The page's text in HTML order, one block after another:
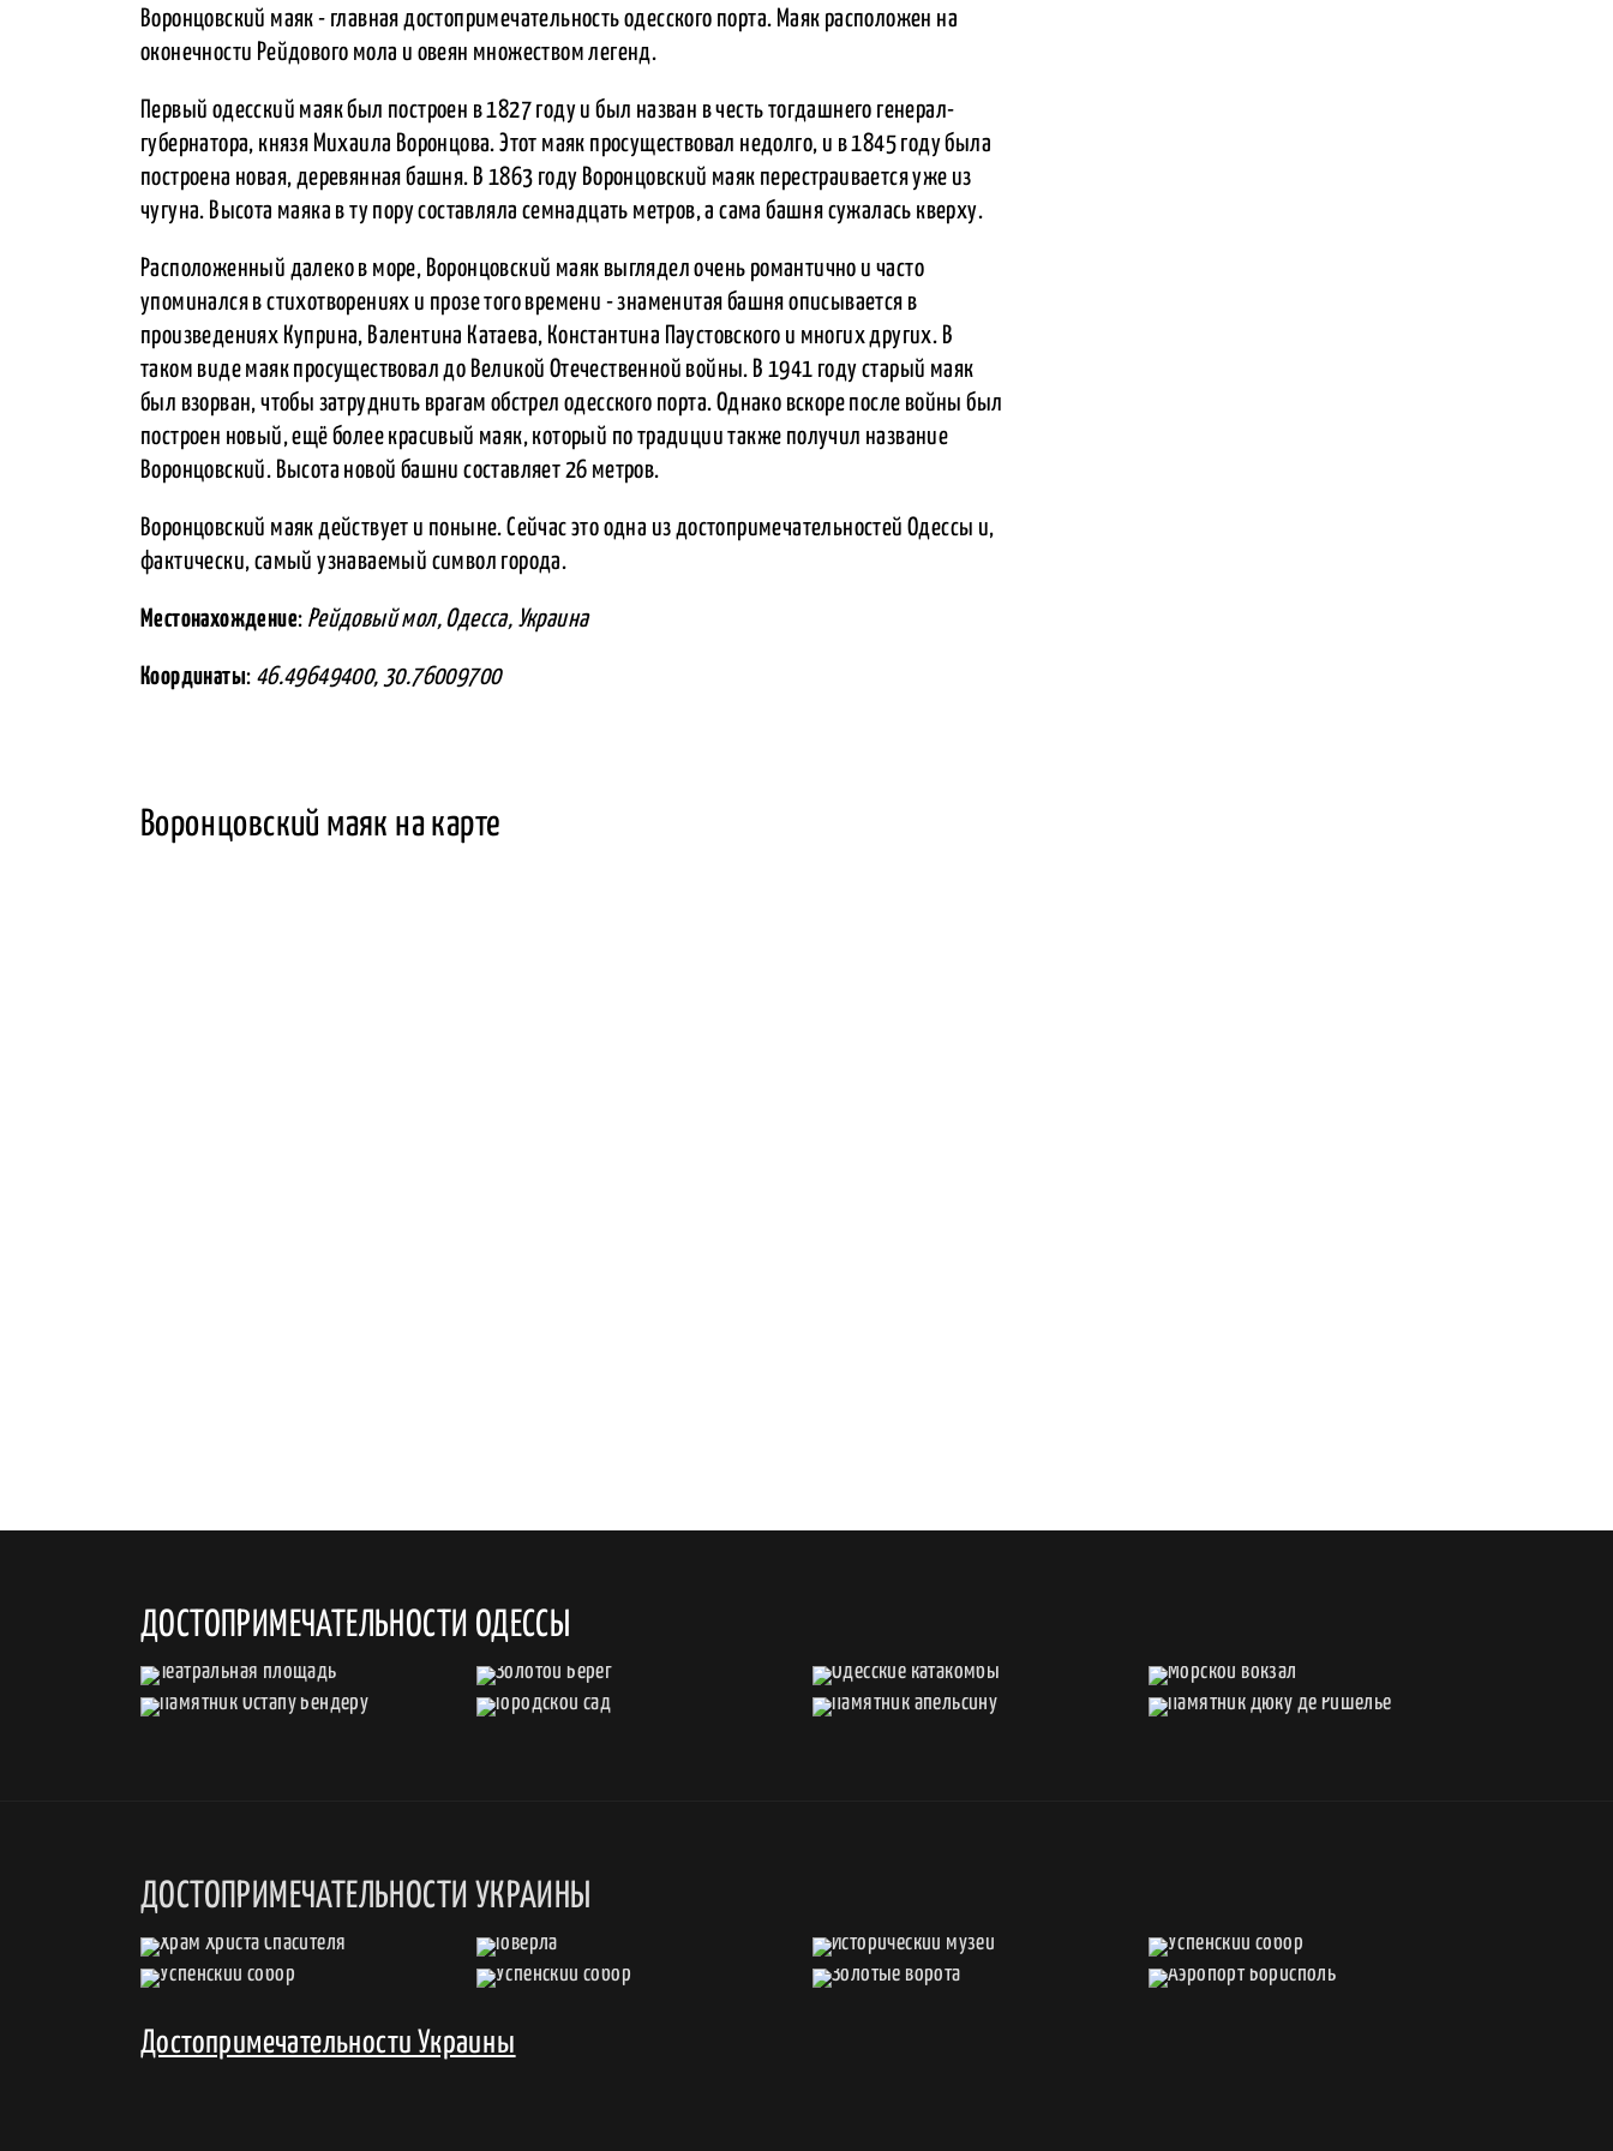
Воронцовский маяк - главная достопримечательность одесского порта. Маяк расположен на
оконечности Рейдового мола и овеян множеством легенд.
Первый одесский маяк был построен в 1827 году и был назван в честь тогдашнего генерал-
губернатора, князя Михаила Воронцова. Этот маяк просуществовал недолго, и в 1845 году была
построена новая, деревянная башня. В 1863 году Воронцовский маяк перестраивается уже из
чугуна. Высота маяка в ту пору составляла семнадцать метров, а сама башня сужалась кверху.
Расположенный далеко в море, Воронцовский маяк выглядел очень романтично и часто
упоминался в стихотворениях и прозе того времени - знаменитая башня описывается в
произведениях Куприна, Валентина Катаева, Константина Паустовского и многих других. В
таком виде маяк просуществовал до Великой Отечественной войны. В 1941 году старый маяк
был взорван, чтобы затруднить врагам обстрел одесского порта. Однако вскоре после войны был
построен новый, ещё более красивый маяк, который по традиции также получил название
Воронцовский. Высота новой башни составляет 26 метров.
Воронцовский маяк действует и поныне. Сейчас это одна из достопримечательностей Одессы и,
фактически, самый узнаваемый символ города.
Местонахождение: Рейдовый мол, Одесса, Украина
Координаты: 46.49649400, 30.76009700
Воронцовский маяк на карте
ДОСТОПРИМЕЧАТЕЛЬНОСТИ ОДЕССЫ
ДОСТОПРИМЕЧАТЕЛЬНОСТИ УКРАИНЫ
Достопримечательности Украины